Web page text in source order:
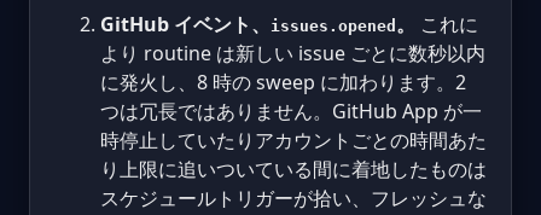
GitHub イベント、
issues.opened 。
これに
より routine は新しい issue ごとに数秒以内
に発火し、8 時の sweep に加わります。2
つは冗長ではありません。GitHub App が一
時停止していたりアカウントごとの時間あた
り上限に追いついている間に着地したものは
スケジュールトリガーが拾い、フレッシュな